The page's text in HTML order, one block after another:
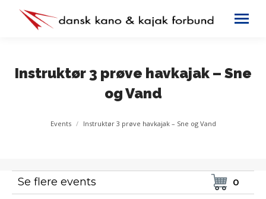
Instruktør 3 prøve havkajak – Sne
og Vand
You are here:
Events Instruktør 3 prøve havkajak – Sne og Vand
Se flere events 0